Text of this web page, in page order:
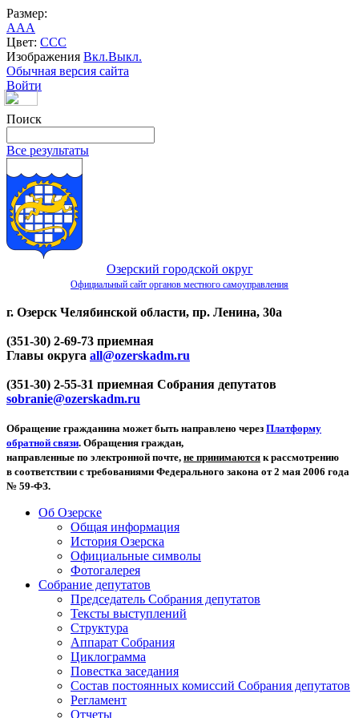
Размер:
AAA
Цвет: CCC
Изображения Вкл.Выкл.
Обычная версия сайта
Войти
Поиск
Все результаты
Озерский городской округ
Официальный сайт органов местного самоуправления
г. Озерск Челябинской области, пр. Ленина, 30а
(351-30) 2-69-73 приемная
Главы округа all@ozerskadm.ru
(351-30) 2-55-31 приемная Собрания депутатов
sobranie@ozerskadm.ru
Обращение гражданина может быть направлено через Платформу
обратной связи. Обращения граждан,
направленные по электронной почте, не принимаются к рассмотрению
в соответствии с требованиями Федерального закона от 2 мая 2006 года
№ 59-ФЗ.
Об Озерске
Общая информация
История Озерска
Официальные символы
Фотогалерея
Собрание депутатов
Председатель Собрания депутатов
Тексты выступлений
Структура
Аппарат Собрания
Циклограмма
Повестка заседания
Состав постоянных комиссий Собрания депутатов
Регламент
Отчеты